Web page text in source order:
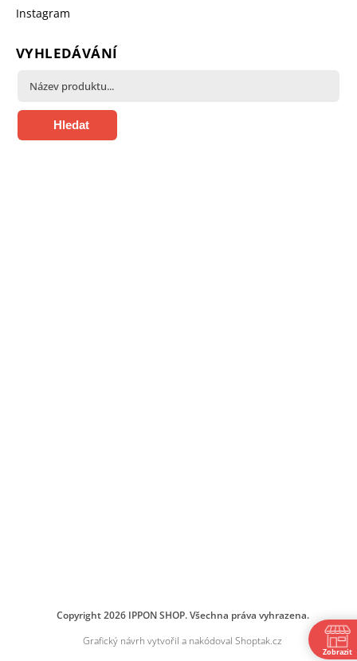
Instagram
VYHLEDÁVÁNÍ
Hledat
Copyright 2026 IPPON SHOP. Všechna práva vyhrazena.
Grafický návrh vytvořil a nakódoval Shoptak.cz
Zobrazit